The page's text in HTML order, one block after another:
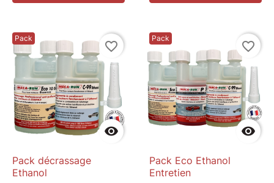
Pack

favorite_border
Pack décrassage
Ethanol
Pack

favorite_border
Pack Eco Ethanol
Entretien